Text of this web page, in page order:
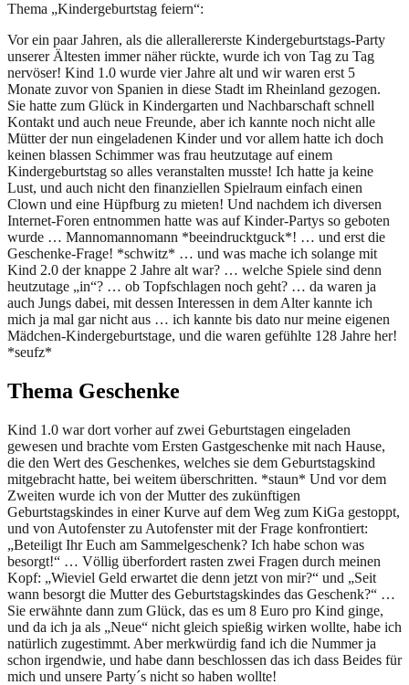
Thema „Kindergeburtstag feiern“:
Vor ein paar Jahren, als die allerallererste Kindergeburtstags-Party
unserer Ältesten immer näher rückte, wurde ich von Tag zu Tag
nervöser! Kind 1.0 wurde vier Jahre alt und wir waren erst 5
Monate zuvor von Spanien in diese Stadt im Rheinland gezogen.
Sie hatte zum Glück in Kindergarten und Nachbarschaft schnell
Kontakt und auch neue Freunde, aber ich kannte noch nicht alle
Mütter der nun eingeladenen Kinder und vor allem hatte ich doch
keinen blassen Schimmer was frau heutzutage auf einem
Kindergeburtstag so alles veranstalten musste! Ich hatte ja keine
Lust, und auch nicht den finanziellen Spielraum einfach einen
Clown und eine Hüpfburg zu mieten! Und nachdem ich diversen
Internet-Foren entnommen hatte was auf Kinder-Partys so geboten
wurde … Mannomannomann *beeindrucktguck*! … und erst die
Geschenke-Frage! *schwitz* … und was mache ich solange mit
Kind 2.0 der knappe 2 Jahre alt war? … welche Spiele sind denn
heutzutage „in“? … ob Topfschlagen noch geht? … da waren ja
auch Jungs dabei, mit dessen Interessen in dem Alter kannte ich
mich ja mal gar nicht aus … ich kannte bis dato nur meine eigenen
Mädchen-Kindergeburtstage, und die waren gefühlte 128 Jahre her!
*seufz*
Thema Geschenke
Kind 1.0 war dort vorher auf zwei Geburtstagen eingeladen
gewesen und brachte vom Ersten Gastgeschenke mit nach Hause,
die den Wert des Geschenkes, welches sie dem Geburtstagskind
mitgebracht hatte, bei weitem überschritten. *staun* Und vor dem
Zweiten wurde ich von der Mutter des zukünftigen
Geburtstagskindes in einer Kurve auf dem Weg zum KiGa gestoppt,
und von Autofenster zu Autofenster mit der Frage konfrontiert:
„Beteiligt Ihr Euch am Sammelgeschenk? Ich habe schon was
besorgt!“ … Völlig überfordert rasten zwei Fragen durch meinen
Kopf: „Wieviel Geld erwartet die denn jetzt von mir?“ und „Seit
wann besorgt die Mutter des Geburtstagskindes das Geschenk?“ …
Sie erwähnte dann zum Glück, das es um 8 Euro pro Kind ginge,
und da ich ja als „Neue“ nicht gleich spießig wirken wollte, habe ich
natürlich zugestimmt. Aber merkwürdig fand ich die Nummer ja
schon irgendwie, und habe dann beschlossen das ich dass Beides für
mich und unsere Party´s nicht so haben wollte!